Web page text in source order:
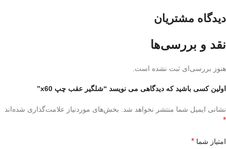
دیدگاه مشتریان
نقد و بررسی‌ها
هنوز بررسی‌ای ثبت نشده است.
اولین کسی باشید که دیدگاهی می نویسد “شلگیر عقب چپ x60”
نشانی ایمیل شما منتشر نخواهد شد. بخش‌های موردنیاز علامت‌گذاری شده‌اند
*
امتیاز شما *